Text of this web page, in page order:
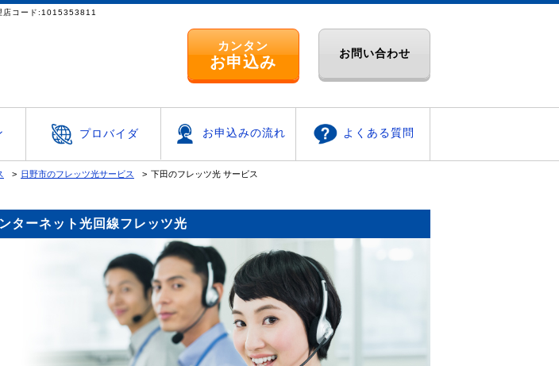
代理店コード:1015353811
カンタン
お申込み お問い合わせ
プロバイダ お申込みの流れ よくある質問
日野市のフレッツ光サービス 下田のフレッツ光 サービス
ターネット光回線フレッツ光